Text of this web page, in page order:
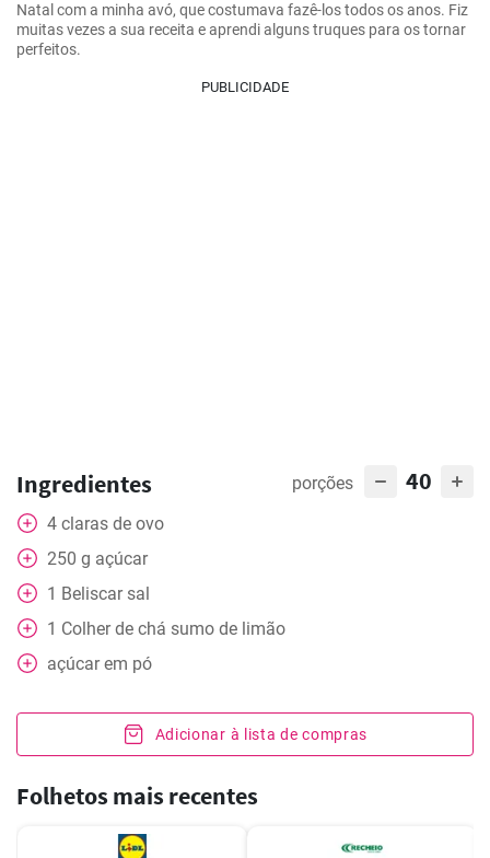
Natal com a minha avó, que costumava fazê-los todos os anos. Fiz
muitas vezes a sua receita e aprendi alguns truques para os tornar
perfeitos.
PUBLICIDADE
Ingredientes porções 40
4 claras de ovo
250 g açúcar
1 Beliscar sal
1 Colher de chá sumo de limão
açúcar em pó
Adicionar à lista de compras
Folhetos mais recentes